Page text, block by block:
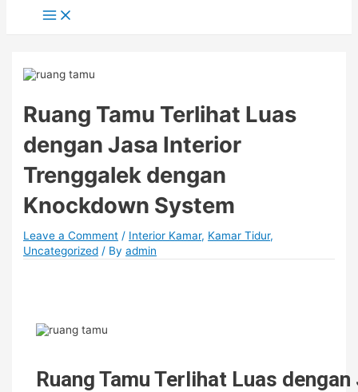
Ruang Tamu Terlihat Luas
dengan Jasa Interior
Trenggalek dengan
Knockdown System
Leave a Comment / Interior Kamar, Kamar Tidur,
Uncategorized / Byadmin
Ruang Tamu Terlihat Luas